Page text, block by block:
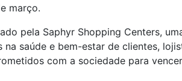
março.
pela Saphyr Shopping Centers,
saúde e bem-estar de clientes,
com a sociedade para